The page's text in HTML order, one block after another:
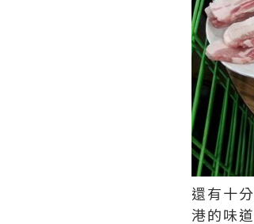
還有十
港的味